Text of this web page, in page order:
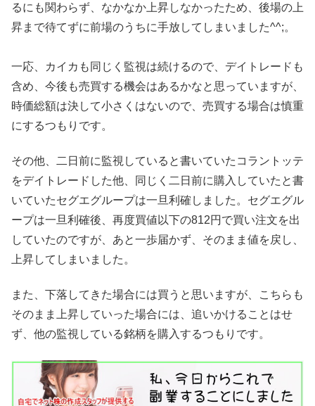
るにも関わらず、なかなか上昇しなかったため、後場の上
昇まで待てずに前場のうちに手放してしまいました^^;。
一応、カイカも同じく監視は続けるので、デイトレードも
含め、今後も売買する機会はあるかなと思っていますが、
時価総額は決して小さくはないので、売買する場合は慎重
にするつもりです。
その他、二日前に監視していると書いていたコラントッテ
をデイトレードした他、同じく二日前に購入していたと書
いていたセグエグループは一旦利確しました。セグエグル
ープは一旦利確後、再度買値以下の812円で買い注文を出
していたのですが、あと一歩届かず、そのまま値を戻し、
上昇してしまいました。
また、下落してきた場合には買うと思いますが、こちらも
そのまま上昇していった場合には、追いかけることはせ
ず、他の監視している銘柄を購入するつもりです。